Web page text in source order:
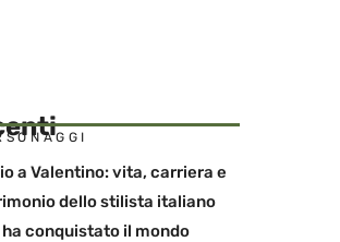
a Valentino: vita, carriera e
dello stilista italiano
conquistato il mondo